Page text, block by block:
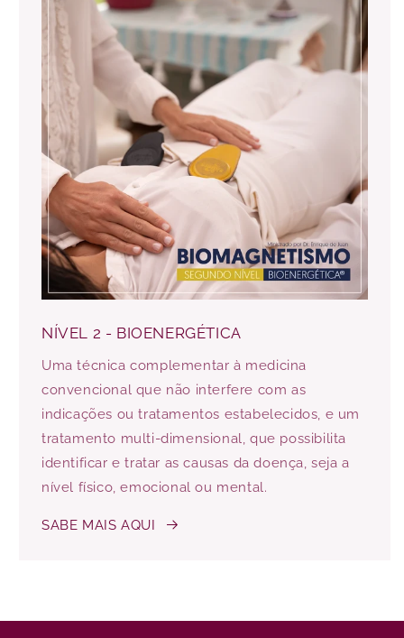
NÍVEL 2 - BIOENERGÉTICA
Uma técnica complementar à medicina
convencional que não interfere com as
indicações ou tratamentos estabelecidos, e um
tratamento multi-dimensional, que possibilita
identificar e tratar as causas da doença, seja a
nível físico, emocional ou mental.
SABE MAIS AQUI